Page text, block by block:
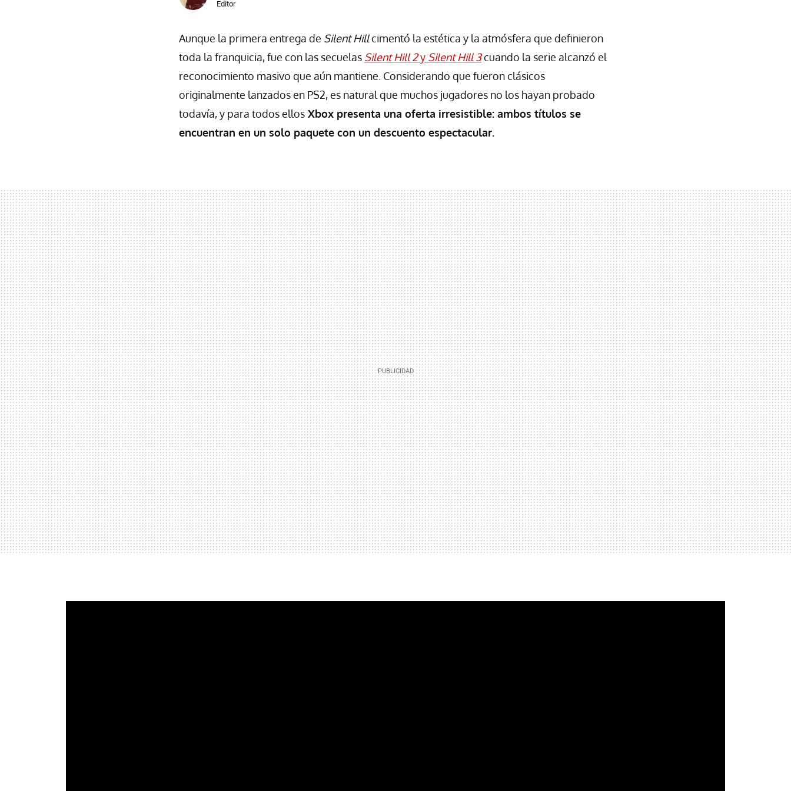
Editor
Aunque la primera entrega de Silent Hillcimentó la estética y la atmósfera que definieron
toda la franquicia, fue con las secuelas Silent Hill 2y Silent Hill 3cuando la serie alcanzó el
reconocimiento masivo que aún mantiene. Considerando que fueron clásicos
originalmente lanzados en PS2, es natural que muchos jugadores no los hayan probado
todavía, y para todos ellos Xbox presenta una oferta irresistible: ambos títulos se
encuentran en un solo paquete con un descuento espectacular.